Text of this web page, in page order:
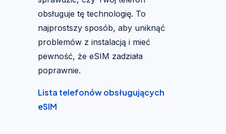
obsługuje tę technologię. To
najprostszy sposób, aby uniknąć
problemów z instalacją i mieć
pewność, że eSIM zadziała
poprawnie.
Lista telefonów obsługujących
eSIM